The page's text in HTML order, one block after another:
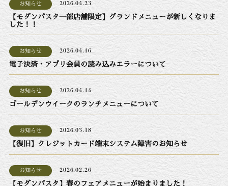
お知らせ 2026.04.23
【モダンパスタ一部店舗限定】グランドメニューが新しくなりま
した！！
お知らせ 2026.04.16
電子決済・アプリ会員の読み込みエラーについて
お知らせ 2026.04.14
ゴールデンウイークのランチメニューについて
お知らせ 2026.03.18
【復旧】クレジットカード端末システム障害のお知らせ
お知らせ 2026.02.26
【モダンパスタ】春のフェアメニューが始まりました！